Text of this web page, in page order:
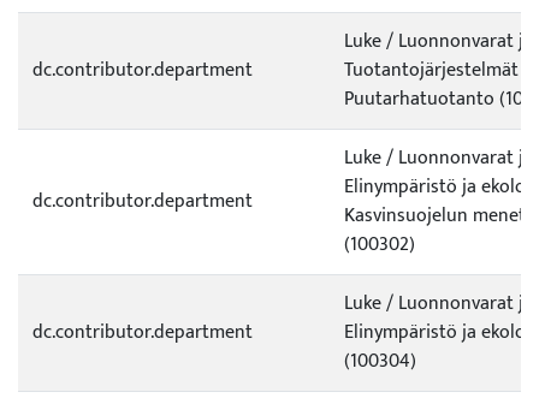
dc.contributor.department
Luke / Luonnonvarat
Tuotantojärjestelmät /
Puutarhatuotanto
dc.contributor.department
Luke / Luonnonvarat
Elinympäristö ja
Kasvinsuojelun
(100302)
dc.contributor.department
Luke / Luonnonvarat
Elinympäristö ja
(100304)